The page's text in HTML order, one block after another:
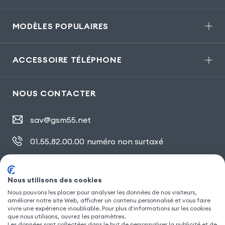
MODÈLES POPULAIRES
ACCESSOIRE TÉLÉPHONE
NOUS CONTACTER
sav@gsm55.net
01.55.82.00.00 numéro non surtaxé
SUIVEZ NOUS
Nous utilisons des cookies
Nous pouvons les placer pour analyser les données de nos visiteurs,
améliorer notre site Web, afficher un contenu personnalisé et vous faire
vivre une expérience inoubliable. Pour plus d'informations sur les cookies
que nous utilisons, ouvrez les paramètres.